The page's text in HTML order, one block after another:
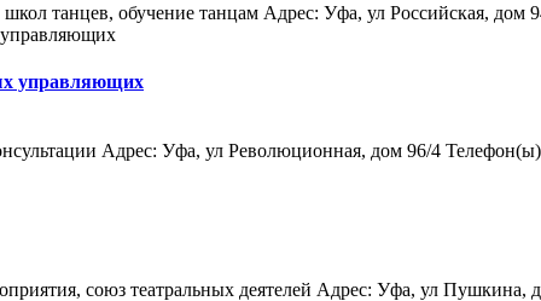
танцев, обучение танцам Адрес: Уфа, ул Российская, дом
управ­ля­ю­щих
Адрес: Уфа, ул Революционная, дом 96/4
союз театральных деятелей Адрес: Уфа, ул